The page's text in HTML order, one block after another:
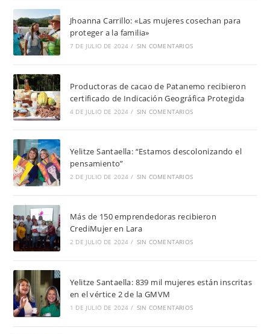
Jhoanna Carrillo: «Las mujeres cosechan para
proteger a la familia»
7 DE JULIO DE 2024 / SIN COMENTARIOS
Productoras de cacao de Patanemo recibieron
certificado de Indicación Geográfica Protegida
4 DE JULIO DE 2024 / SIN COMENTARIOS
Yelitze Santaella: “Estamos descolonizando el
pensamiento”
2 DE JULIO DE 2024 / SIN COMENTARIOS
Más de 150 emprendedoras recibieron
CrediMujer en Lara
2 DE JULIO DE 2024 / SIN COMENTARIOS
Yelitze Santaella: 839 mil mujeres están inscritas
en el vértice 2 de la GMVM
1 DE JULIO DE 2024 / SIN COMENTARIOS